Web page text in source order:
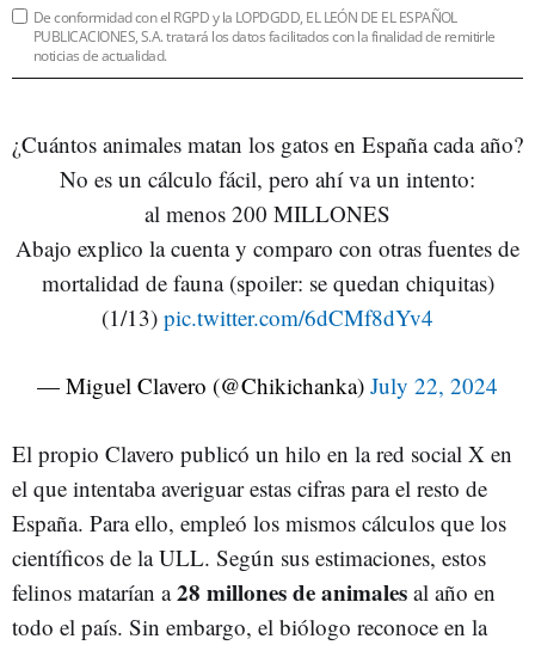
De conformidad con el RGPD y la LOPDGDD, EL LEÓN DE EL ESPAÑOL
PUBLICACIONES, S.A. tratará los datos facilitados con la finalidad de remitirle
noticias de actualidad.
¿Cuántos animales matan los gatos en España cada año?
No es un cálculo fácil, pero ahí va un intento:
al menos 200 MILLONES
Abajo explico la cuenta y comparo con otras fuentes de
mortalidad de fauna (spoiler: se quedan chiquitas)
(1/13) pic.twitter.com/6dCMf8dYv4
— Miguel Clavero (@Chikichanka) July 22, 2024
El propio Clavero publicó un hilo en la red social X en
el que intentaba averiguar estas cifras para el resto de
España. Para ello, empleó los mismos cálculos que los
científicos de la ULL. Según sus estimaciones, estos
felinos matarían a28 millones de animales al año en
todo el país. Sin embargo, el biólogo reconoce en la